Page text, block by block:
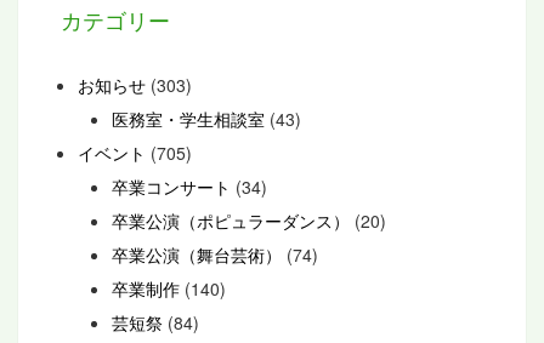
カテゴリー
お知らせ (303)
医務室・学生相談室 (43)
イベント (705)
卒業コンサート (34)
卒業公演（ポピュラーダンス）
(20)
卒業公演（舞台芸術）
(74)
卒業制作 (140)
芸短祭 (84)